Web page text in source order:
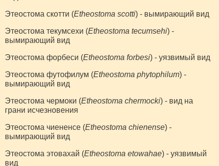
Этеостома скотти (Etheostoma scotti) - вымирающий вид
Этеостома текумсехи (Etheostoma tecumsehi) -
вымирающий вид
Этеостома форбеси (Etheostoma forbesi) - уязвимый вид
Этеостома футофилум (Etheostoma phytophilum) -
вымирающий вид
Этеостома чермоки (Etheostoma chermocki) - вид на
грани исчезновения
Этеостома чиененсе (Etheostoma chienense) -
вымирающий вид
Этеостома этовахай (Etheostoma etowahae) - уязвимый
вид